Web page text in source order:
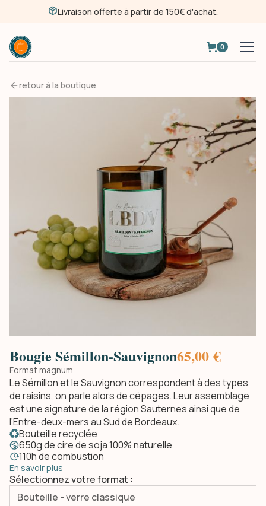
Livraison offerte à partir de 150€ d'achat.
0
retour à la boutique
Bougie Sémillon-Sauvignon65,00 €
Format magnum
Le Sémillon et le Sauvignon correspondent à des types
de raisins, on parle alors de cépages. Leur assemblage
est une signature de la région Sauternes ainsi que de
l’Entre-deux-mers au Sud de Bordeaux.
Bouteille recyclée
650g de cire de soja 100% naturelle
110h de combustion
En savoir plus
Sélectionnez votre format :
Bouteille - verre classique